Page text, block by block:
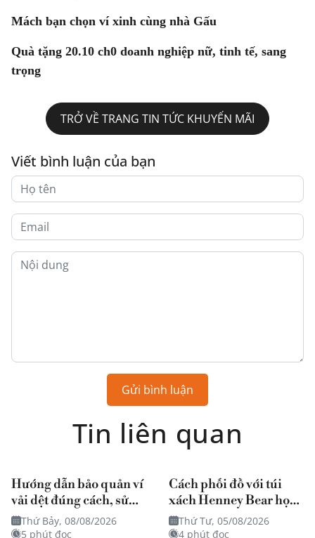
Mách bạn chọn ví xinh cùng nhà Gấu
Quà tặng 20.10 ch0 doanh nghiệp nữ, tinh tế, sang
trọng
TRỞ VỀ TRANG TIN TỨC KHUYẾN MÃI
Viết bình luận của bạn
Gửi bình luận
Tin liên quan
Hướng dẫn bảo quản ví
vải dệt đúng cách, sử
dụng bền theo thời gian
Thứ Bảy, 08/08/2026
5 phút đọc
Cách phối đồ với túi
xách Henney Bear họa
tiết mang đậm dấu ấn
nghệ thuật?
Thứ Tư, 05/08/2026
4 phút đọc